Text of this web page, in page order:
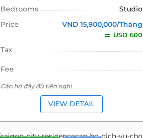
Bedrooms
Studio
Price
VND 15,900,000/Tháng
USD 600
Tax
Fee
Căn hộ đầy đủ tiện nghi
VIEW DETAIL